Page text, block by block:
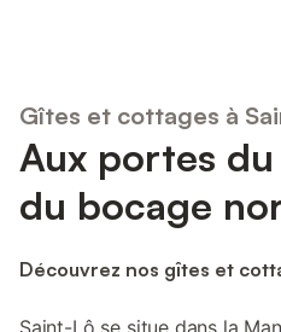
Gîtes et cottages à
Aux portes
du bocage
Découvrez nos gîtes et